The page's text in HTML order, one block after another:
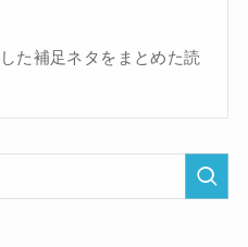
た補足ネタをまとめた読